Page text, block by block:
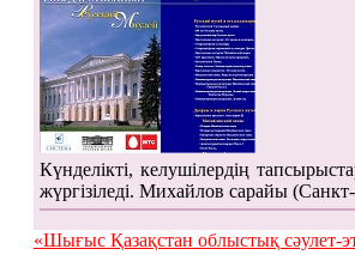
Күнделікті, келушілердің
жүргізіледі. Михайлов сарайы
«Шығыс Қазақстан облыстық